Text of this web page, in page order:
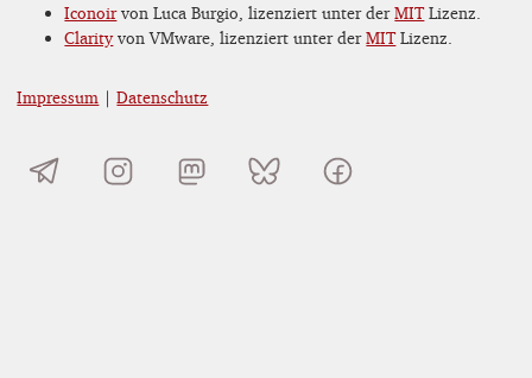
Iconoirvon Luca Burgio, lizenziert unter derMITLizenz.
Clarityvon VMware, lizenziert unter derMITLizenz.
Impressum |Datenschutz